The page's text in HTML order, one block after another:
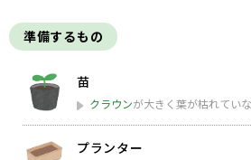
準備するもの
苗
クラウンが大きく葉が枯れてい
プランター